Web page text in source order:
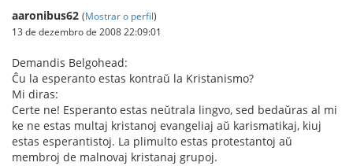
aaronibus62 (Mostrar o perfil)
13 de dezembro de 2008 22:09:01
Demandis Belgohead:
Ĉu la esperanto estas kontraŭ la Kristanismo?
Mi diras:
Certe ne! Esperanto estas neŭtrala lingvo, sed bedaŭras al mi
ke ne estas multaj kristanoj evangeliaj aŭ karismatikaj, kiuj
estas esperantistoj. La plimulto estas protestantoj aŭ
membroj de malnovaj kristanaj grupoj.